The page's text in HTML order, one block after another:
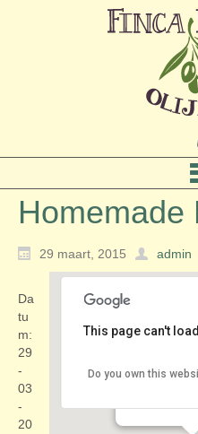
Homemade
29 maart, 2015 admin
Prins Hendrik
This page can't
Do you own this
Da
tu
m:
29
-
03
-
20